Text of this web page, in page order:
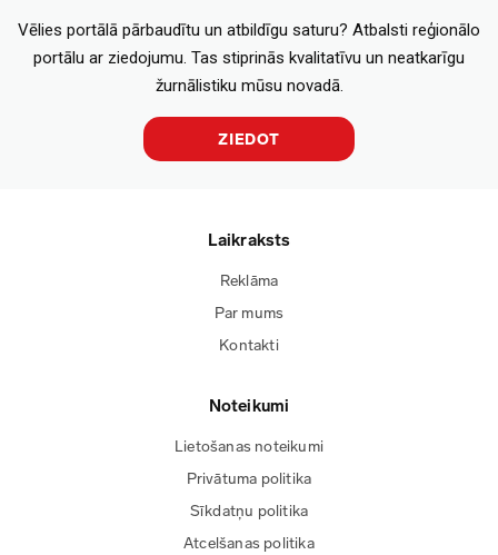
Vēlies portālā pārbaudītu un atbildīgu saturu? Atbalsti reģionālo
portālu ar ziedojumu. Tas stiprinās kvalitatīvu un neatkarīgu
žurnālistiku mūsu novadā.
ZIEDOT
Laikraksts
Reklāma
Par mums
Kontakti
Noteikumi
Lietošanas noteikumi
Privātuma politika
Sīkdatņu politika
Atcelšanas politika